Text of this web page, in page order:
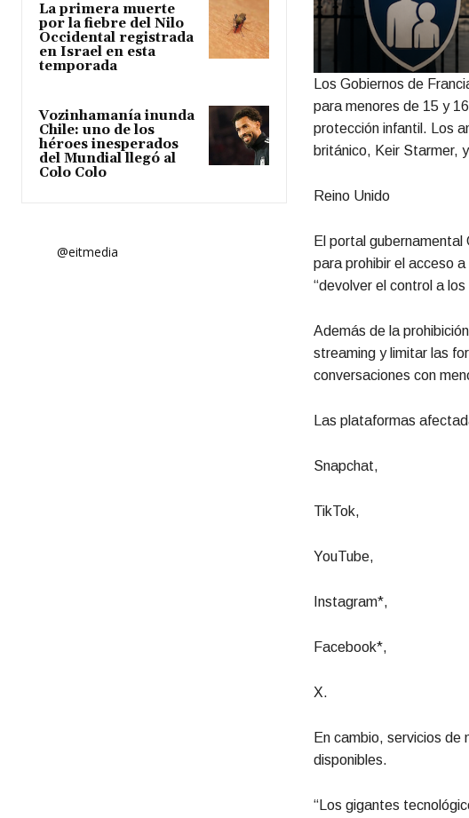
La primera muerte
por la fiebre del Nilo
Occidental registrada
en Israel en esta
temporada
Vozinhamanía inunda
Chile: uno de los
héroes inesperados
del Mundial llegó al
Colo Colo
@eitmedia
Los Gobiernos de
para menores de 15 y
protección infantil. Los
británico, Keir Starmer,
Reino Unido
El portal gubernamental
para prohibir el acceso
“devolver el control a
Además de la
streaming y limitar las
conversaciones con
Las plataformas
Snapchat,
TikTok,
YouTube,
Instagram*,
Facebook*,
X.
En cambio, servicios
disponibles.
“Los gigantes